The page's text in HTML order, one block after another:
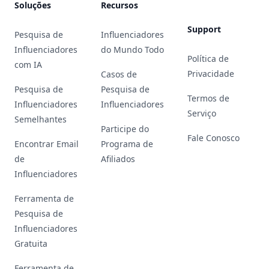
Soluções
Pesquisa de
Influenciadores
com IA
Pesquisa de
Influenciadores
Semelhantes
Encontrar Email
de
Influenciadores
Ferramenta de
Pesquisa de
Influenciadores
Gratuita
Recursos
Influenciadores
do Mundo Todo
Casos de
Pesquisa de
Influenciadores
Participe do
Programa de
Afiliados
Support
Política de
Privacidade
Termos de
Serviço
Fale Conosco